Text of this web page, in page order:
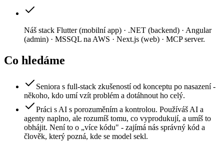
Náš stack Flutter (mobilní app) · .NET (backend) · Angular
(admin) · MSSQL na AWS · Next.js (web) · MCP server.
Co hledáme
Seniora s full-stack zkušeností od konceptu po nasazení -
někoho, kdo umí vzít problém a dotáhnout ho celý.
Práci s AI s porozuměním a kontrolou. Používáš AI a
agenty naplno, ale rozumíš tomu, co vyprodukují, a umíš to
obhájit. Není to o „více kódu" - zajímá nás správný kód a
člověk, který pozná, kde se model sekl.